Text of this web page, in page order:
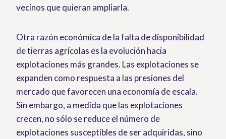
vecinos que quieran ampliarla.
Otra razón económica de la falta de disponibilidad
de tierras agrícolas es la evolución hacia
explotaciones más grandes. Las explotaciones se
expanden como respuesta a las presiones del
mercado que favorecen una economía de escala.
Sin embargo, a medida que las explotaciones
crecen, no sólo se reduce el número de
explotaciones susceptibles de ser adquiridas, sino